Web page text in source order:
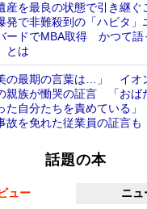
産を最良の状態で引き継
発で非難殺到の「ハビタ」
ードでMBA取得 かつて語
とは
の最期の言葉は…」 イオ
親族が慟哭の証言 「おば
た自分たちを責めている
故を免れた従業員の証言も
話題の本
ュー ニュ